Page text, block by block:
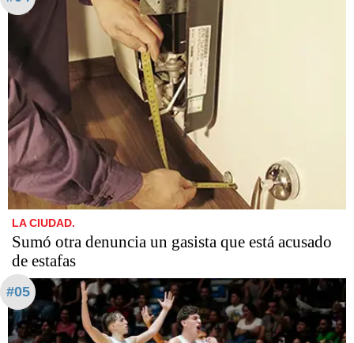
LA CIUDAD.
Sumó otra denuncia un gasista que está acusado
de estafas​​​​​
#05